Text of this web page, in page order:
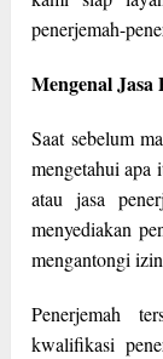
penerjemah-
Mengenal Jasa
Saat sebelum
mengetahui apa
atau jasa
menyediakan
mengantongi
Penerjemah
kwalifikasi